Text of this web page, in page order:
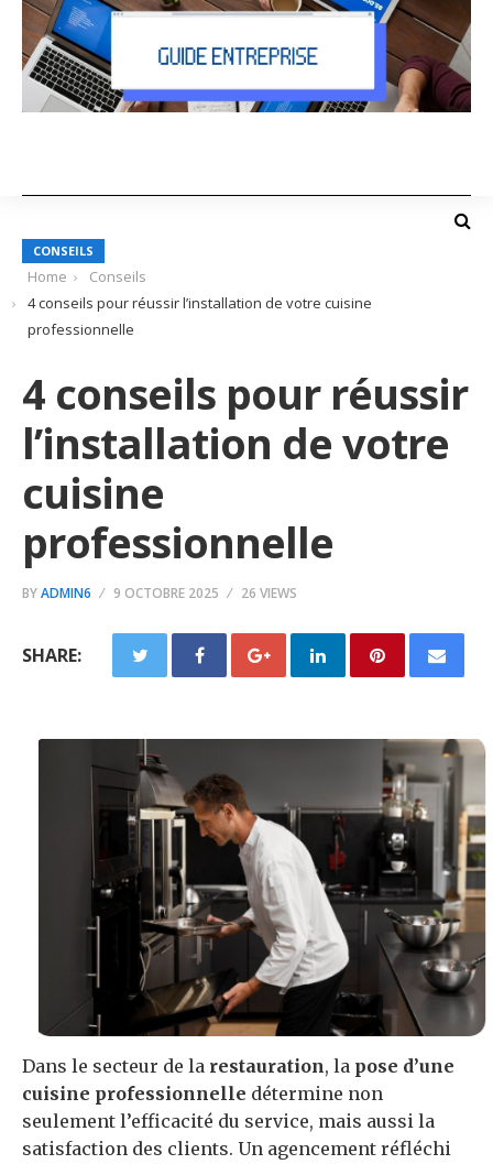
CONSEILS
Home
Conseils
4 conseils pour réussir l’installation de votre cuisine
professionnelle
4 conseils pour réussir
l’installation de votre
cuisine
professionnelle
BYADMIN6 9 OCTOBRE 2025 26 VIEWS
SHARE:
Dans le secteur de la restauration, la pose d’une
cuisine professionnelle détermine non
seulement l’efficacité du service, mais aussi la
satisfaction des clients. Un agencement réfléchi